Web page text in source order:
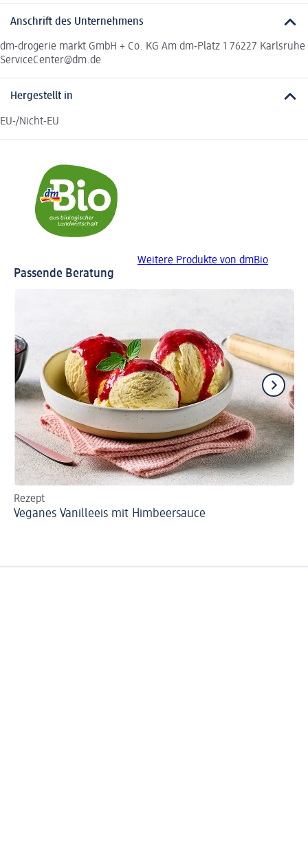
Anschrift des Unternehmens
dm-drogerie markt GmbH + Co. KG Am dm-Platz 1 76227 Karlsruhe
ServiceCenter@dm.de
Hergestellt in
EU-/Nicht-EU
Weitere Produkte von dmBio
Passende Beratung
Rezept
Veganes Vanilleeis mit Himbeersauce